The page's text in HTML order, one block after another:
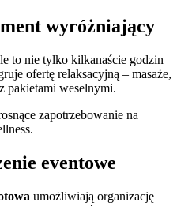
wyróżniający
to nie tylko kilkanaście godzin
ofertę relaksacyjną – masaże,
pakietami weselnymi.
zapotrzebowanie na
eventowe
umożliwiają organizację